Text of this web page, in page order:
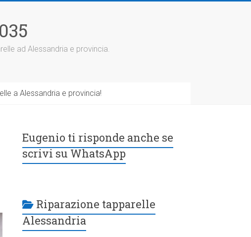
ad Alessandria e provincia.
a Alessandria e provincia!
Eugenio ti risponde anche se
scrivi su WhatsApp
Riparazione tapparelle
Alessandria